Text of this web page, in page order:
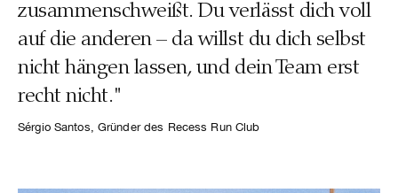
zusammenschweißt. Du verlässt dich voll
auf die anderen – da willst du dich selbst
nicht hängen lassen, und dein Team erst
recht nicht."
Sérgio Santos, Gründer des Recess Run Club